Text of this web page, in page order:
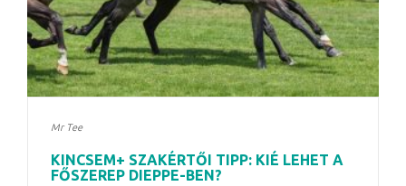
Mr Tee
KINCSEM+ SZAKÉRTŐI TIPP: KIÉ LEHET A
FŐSZEREP DIEPPE-BEN?